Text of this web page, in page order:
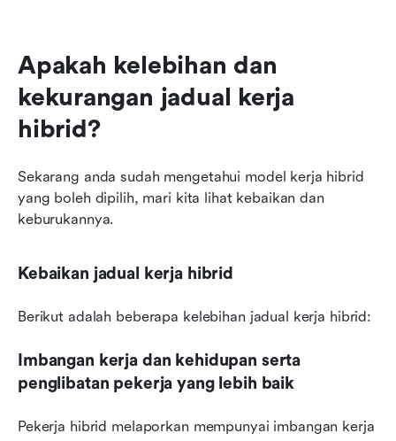
Apakah kelebihan dan
kekurangan jadual kerja
hibrid?
Sekarang anda sudah mengetahui model kerja hibrid
yang boleh dipilih, mari kita lihat kebaikan dan
keburukannya.
Kebaikan jadual kerja hibrid
Berikut adalah beberapa kelebihan jadual kerja hibrid:
Imbangan kerja dan kehidupan serta
penglibatan pekerja yang lebih baik
Pekerja hibrid melaporkan mempunyai imbangan kerja